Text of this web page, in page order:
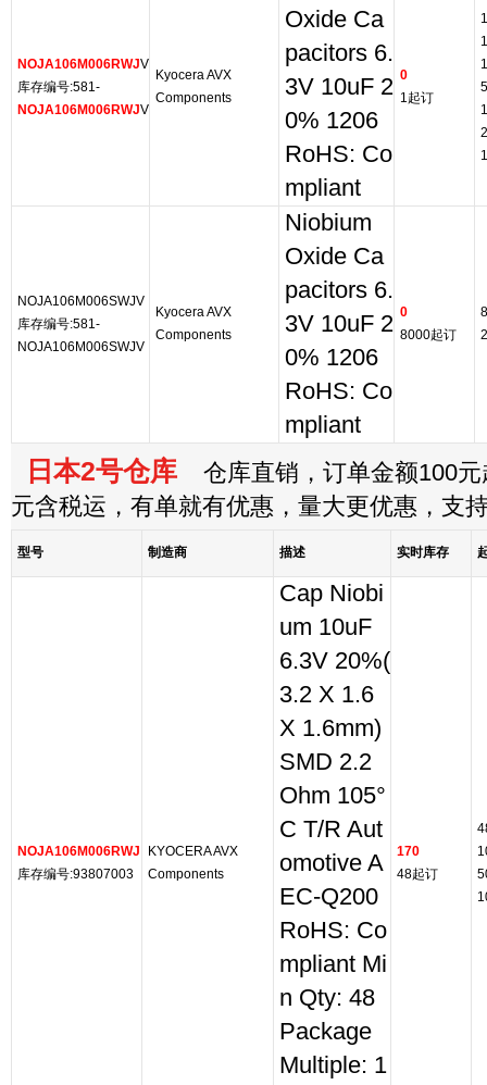
NOJA106M006RWJV
库存编号:581-
NOJA106M006RWJV
Kyocera AVX
Components
Oxide Ca
pacitors 6.
3V 10uF 2
0% 1206
RoHS: Co
mpliant
0
1起订
NOJA106M006SWJV
库存编号:581-
NOJA106M006SWJV
Kyocera AVX
Components
Niobium
Oxide Ca
pacitors 6.
3V 10uF 2
0% 1206
RoHS: Co
mpliant
0
8000起订
日本2号仓库 仓库直销，订单金额100元
元含税运，有单就有优惠，量大更优惠，支
型号 制造商 描述 实时库存
NOJA106M006RWJ
库存编号:93807003
KYOCERA AVX
Components
Cap Niobi
um 10uF
6.3V 20%(
3.2 X 1.6
X 1.6mm)
SMD 2.2
Ohm 105°
C T/R Aut
omotive A
EC-Q200
RoHS: Co
mpliant Mi
n Qty: 48
Package
Multiple: 1
170
48起订